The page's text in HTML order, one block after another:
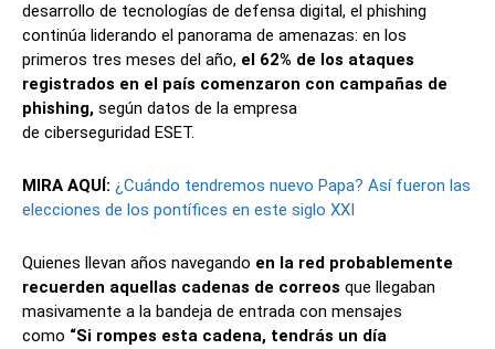
desarrollo de tecnologías de defensa digital, el phishing
continúa liderando el panorama de amenazas: en los
primeros tres meses del año, el 62% de los ataques
registrados en el país comenzaron con campañas de
phishing, según datos de la empresa
de ciberseguridad ESET.
MIRA AQUÍ: ¿Cuándo tendremos nuevo Papa? Así fueron las
elecciones de los pontífices en este siglo XXI
Quienes llevan años navegando en la red probablemente
recuerden aquellas cadenas de correos que llegaban
masivamente a la bandeja de entrada con mensajes
como “Si rompes esta cadena, tendrás un día